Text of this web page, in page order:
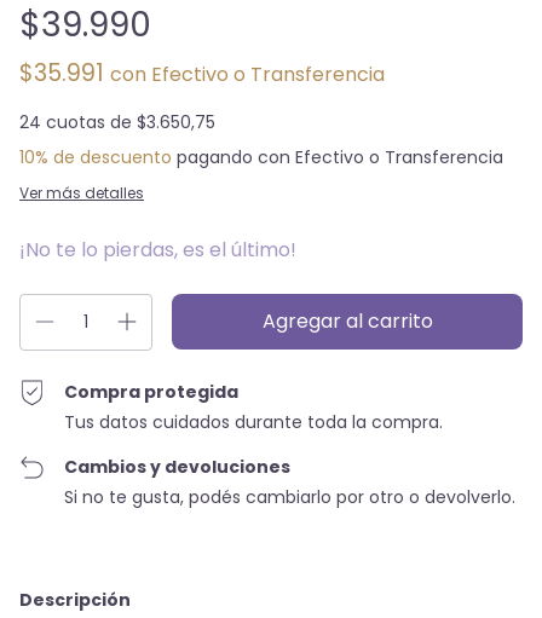
$39.990
$35.991 con Efectivo o Transferencia
24 cuotas de $3.650,75
10% de descuento pagando con Efectivo o Transferencia
Ver más detalles
¡No te lo pierdas, es el último!
Compra protegida
Tus datos cuidados durante toda la compra.
Cambios y devoluciones
Si no te gusta, podés cambiarlo por otro o devolverlo.
Descripción